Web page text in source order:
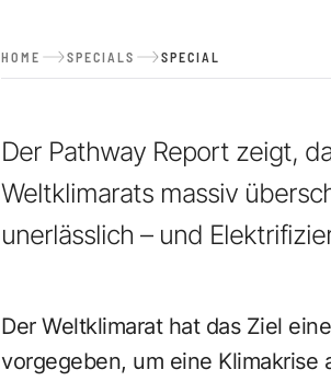
HOME SPECIALS SPECIAL
Der Pathway Report zeigt,
Weltklimarats massiv
unerlässlich – und
Der Weltklimarat hat das Ziel
vorgegeben, um eine